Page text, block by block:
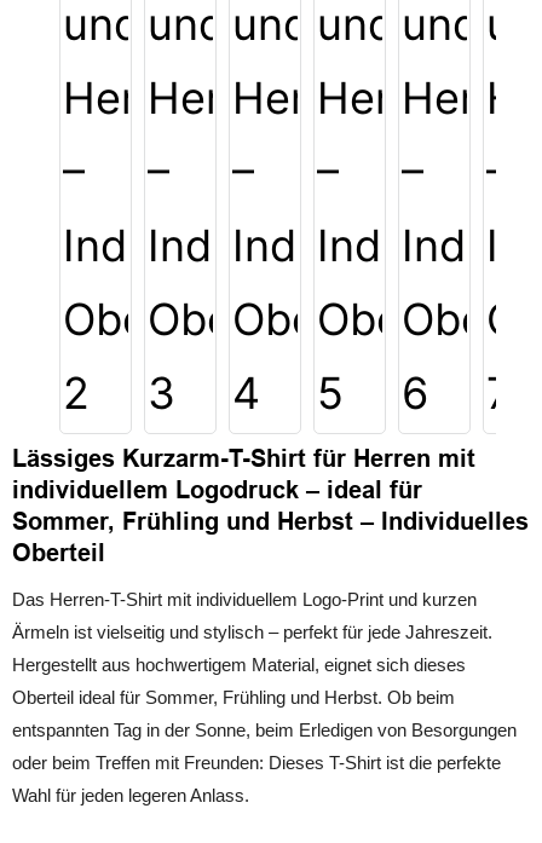
Lässiges Kurzarm-T-Shirt für Herren mit
individuellem Logodruck – ideal für
Sommer, Frühling und Herbst – Individuelles
Oberteil
Das Herren-T-Shirt mit individuellem Logo-Print und kurzen
Ärmeln ist vielseitig und stylisch – perfekt für jede Jahreszeit.
Hergestellt aus hochwertigem Material, eignet sich dieses
Oberteil ideal für Sommer, Frühling und Herbst. Ob beim
entspannten Tag in der Sonne, beim Erledigen von Besorgungen
oder beim Treffen mit Freunden: Dieses T-Shirt ist die perfekte
Wahl für jeden legeren Anlass.